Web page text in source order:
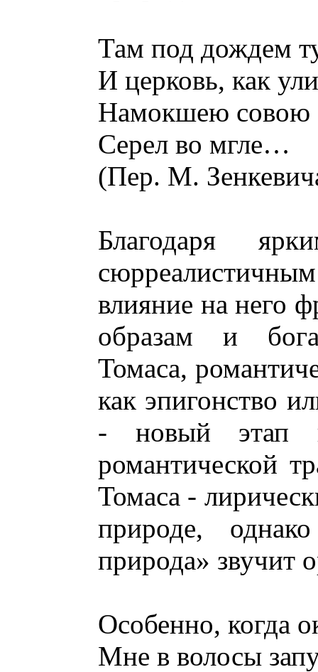
Там под дождем
И церковь, как
Намокшею совою
Серел во мгле…
(Пер. М.
Благодаря
влияние на него
образам и
Томаса,
как эпигонство
- новый этап в
романтической
Томаса -
природе,
природа» звучит
Особенно, когда
Мне в волосы